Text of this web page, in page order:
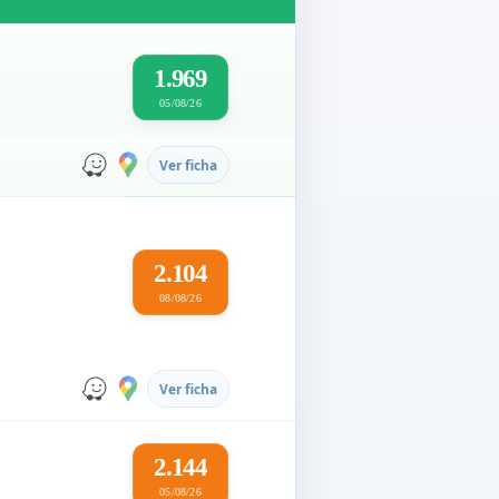
1.969
05/08/26
Ver ficha
2.104
08/08/26
Ver ficha
2.144
05/08/26